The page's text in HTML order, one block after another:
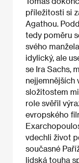
příležitosti si
Agathou.
tedy poměru
svého
idylický, ale
se Ira Sachs,
nejjemnějších
složitostem
role svěřil
evropského
vdechli život
současné
lidská touha